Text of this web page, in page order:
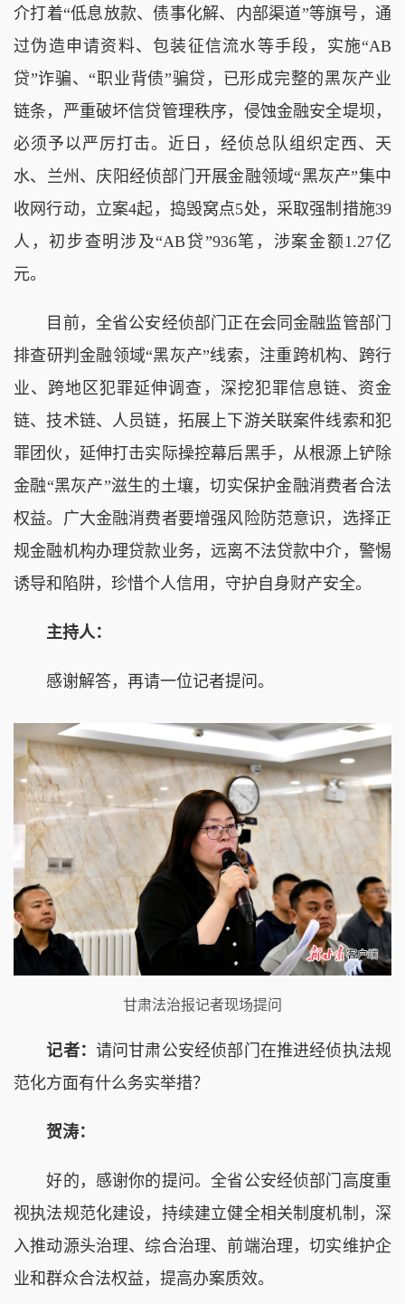
介打着“低息放款、债事化解、内部渠道”等旗号，通
过伪造申请资料、包装征信流水等手段，实施“AB
贷”诈骗、“职业背债”骗贷，已形成完整的黑灰产业
链条，严重破坏信贷管理秩序，侵蚀金融安全堤坝，
必须予以严厉打击。近日，经侦总队组织定西、天
水、兰州、庆阳经侦部门开展金融领域“黑灰产”集中
收网行动，立案4起，捣毁窝点5处，采取强制措施39
人，初步查明涉及“AB贷”936笔，涉案金额1.27亿
元。
目前，全省公安经侦部门正在会同金融监管部门
排查研判金融领域“黑灰产”线索，注重跨机构、跨行
业、跨地区犯罪延伸调查，深挖犯罪信息链、资金
链、技术链、人员链，拓展上下游关联案件线索和犯
罪团伙，延伸打击实际操控幕后黑手，从根源上铲除
金融“黑灰产”滋生的土壤，切实保护金融消费者合法
权益。广大金融消费者要增强风险防范意识，选择正
规金融机构办理贷款业务，远离不法贷款中介，警惕
诱导和陷阱，珍惜个人信用，守护自身财产安全。
主持人：
感谢解答，再请一位记者提问。
甘肃法治报记者现场提问
记者： 请问甘肃公安经侦部门在推进经侦执法规
范化方面有什么务实举措？
贺涛：
好的，感谢你的提问。全省公安经侦部门高度重
视执法规范化建设，持续建立健全相关制度机制，深
入推动源头治理、综合治理、前端治理，切实维护企
业和群众合法权益，提高办案质效。